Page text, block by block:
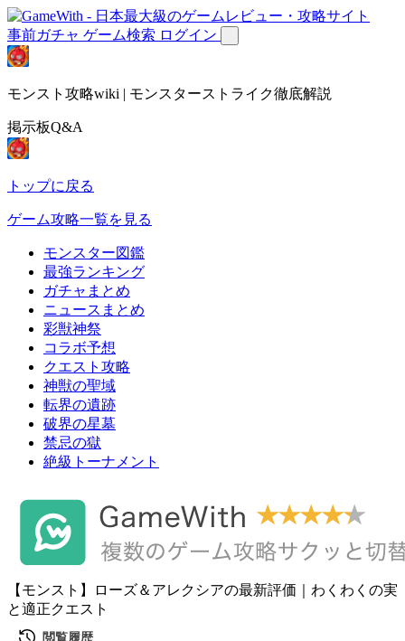
事前ガチャ ゲーム検索 ログイン
モンスト攻略wiki | モンスターストライク徹底解説
掲示板Q&A
トップに戻る
ゲーム攻略一覧を見る
モンスター図鑑
最強ランキング
ガチャまとめ
ニュースまとめ
彩獣神祭
コラボ予想
クエスト攻略
神獣の聖域
転界の遺跡
破界の星墓
禁忌の獄
絶級トーナメント
【モンスト】ローズ＆アレクシアの最新評価｜わくわくの実
と適正クエスト